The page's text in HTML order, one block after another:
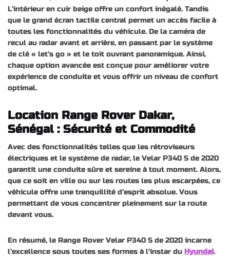
L’intérieur en cuir beige offre un confort inégalé. Tandis
que le grand écran tactile central permet un accès facile à
toutes les fonctionnalités du véhicule. De la caméra de
recul au radar avant et arrière, en passant par le système
de clé « let’s go » et le toit ouvrant panoramique. Ainsi,
chaque option avancée est conçue pour améliorer votre
expérience de conduite et vous offrir un niveau de confort
optimal.
Location Range Rover Dakar,
Sénégal : Sécurité et Commodité
Avec des fonctionnalités telles que les rétroviseurs
électriques et le système de radar, le Velar P340 S de 2020
garantit une conduite sûre et sereine à tout moment. Alors,
que ce soit en ville ou sur les routes les plus escarpées, ce
véhicule offre une tranquillité d’esprit absolue. Vous
permettant de vous concentrer pleinement sur la route
devant vous.
En résumé, le Range Rover Velar P340 S de 2020 incarne
l’excellence sous toutes ses formes à l’instar du Hyundai.